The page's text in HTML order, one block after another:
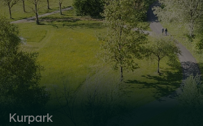
Kurpark